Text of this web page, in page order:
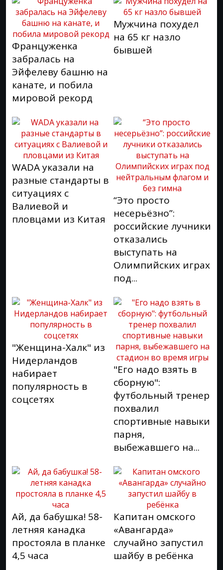
Француженка
забралась на
Эйфелеву башню на
канате, и побила
мировой рекорд
Мужчина похудел
на 65 кг назло
бывшей
WADA указали на
разные стандарты в
ситуациях с
Валиевой и
пловцами из Китая
“Это просто
несерьёзно”:
российские лучники
отказались
выступать на
Олимпийских играх
под...
"Женщина-Халк" из
Нидерландов
набирает
популярность в
соцсетях
"Его надо взять в
сборную":
футбольный тренер
похвалил
спортивные навыки
парня,
выбежавшего на...
Ай, да бабушка! 58-
летняя канадка
простояла в планке
4,5 часа
Капитан омского
«Авангарда»
случайно запустил
шайбу в ребёнка